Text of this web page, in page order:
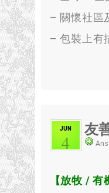
–關懷社區
–包裝上有
JUN
4
友
【放牧/有